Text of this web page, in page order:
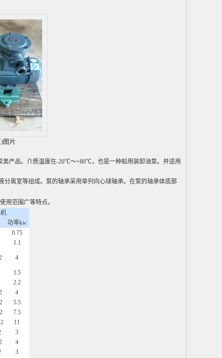
图片
产品。介质温度在-20℃～+80℃，也是一种船用装卸油泵。并适用
离室等组成。泵的轴承采用单列向心球轴承。在泵的轴承体底部
用范围广等特点。
功率kw
0.75
1.1
4
1.5
2.2
4
5.5
7.5
11
3
4
3